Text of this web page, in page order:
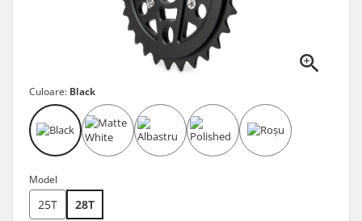
Culoare: Black
Model
25T 28T